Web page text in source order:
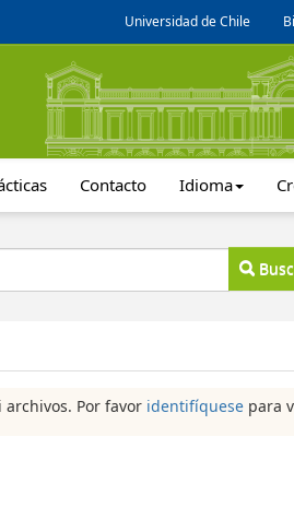
Universidad de Chile
Contacto Idioma
Por favor identifíquese para